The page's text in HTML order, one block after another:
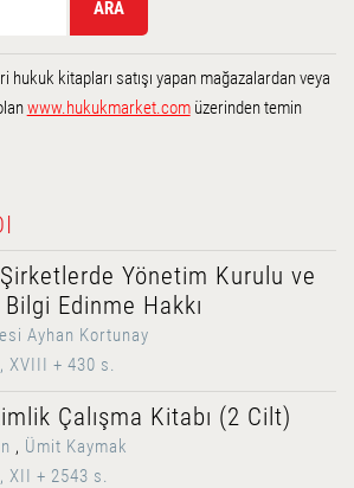
hukuk kitapları satışı yapan mağazalardan veya
www.hukukmarket.comüzerinden temin
Yönetim Kurulu ve
Edinme Hakkı
Ayhan Kortunay
XVIII + 430 s.
Çalışma Kitabı (2 Cilt)
, Ümit Kaymak
XII + 2543 s.